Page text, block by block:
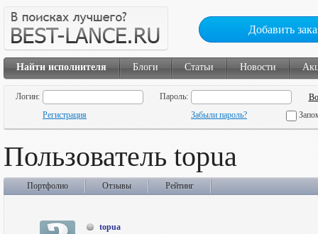
Добавить
Найти исполнителя Блоги Статьи Новости
Логин:
Пароль:
Регистрация
Забыли пароль?
Пользователь topua
Портфолио Отзывы Рейтинг
topua